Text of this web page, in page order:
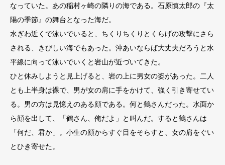
なっていた。あの稲村ヶ崎の隣りの海である。石原慎太郎の『太
陽の季節』の舞台となった海だ。
水ぎわ近くで泳いでいると、ちくりちくりとくらげの攻撃にさら
される、きびしい海でもあった。沖あいならば大丈夫だろうと水
平線に向って泳いでいくと岩山が近づいてきた。
ひと休みしようと見上げると、岩の上に男女の姿があった。二人
とも上半身は裸で、男が女の肩に手をかけて、強く引き寄せてい
る。男の方は見憶えのある顔である。何と鶴さんだった。水面か
ら顔を出して、「鶴さん、俺だよ」と叫んだ。すると鶴さんは
「何だ、君か」。小生の顔からすぐ目をそらすと、女の肩をぐい
とひき寄せた。